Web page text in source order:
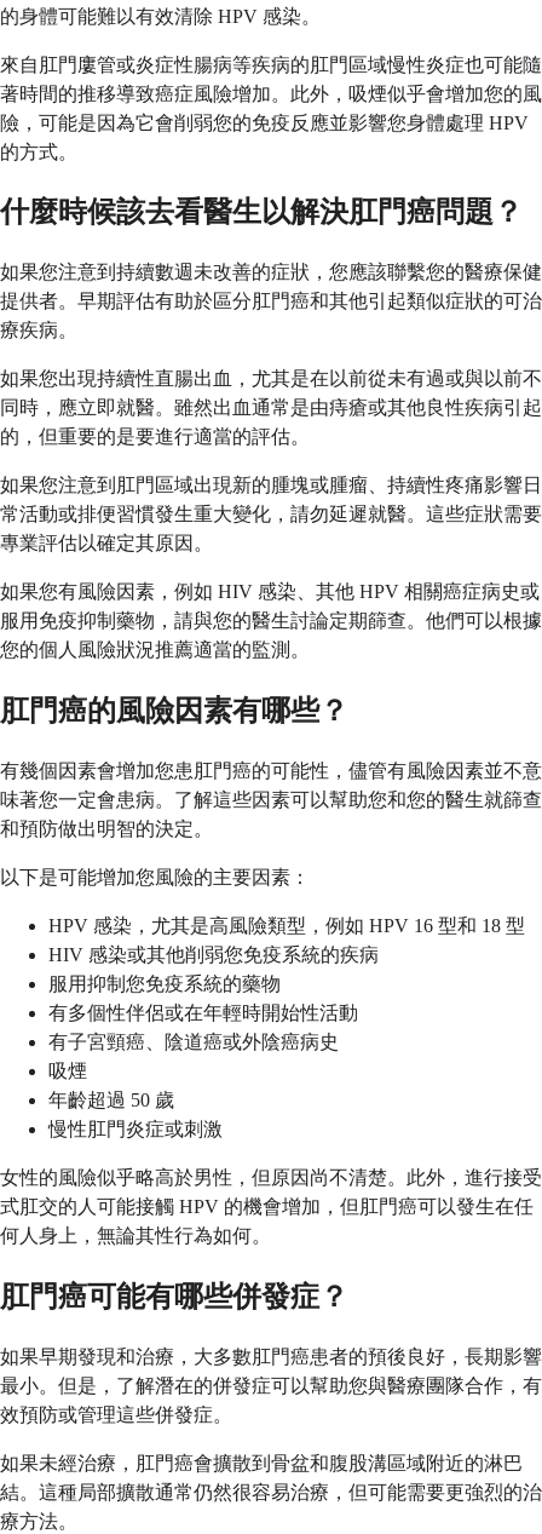
的身體可能難以有效清除 HPV 感染。
來自肛門廔管或炎症性腸病等疾病的肛門區域慢性炎症也可能隨
著時間的推移導致癌症風險增加。此外，吸煙似乎會增加您的風
險，可能是因為它會削弱您的免疫反應並影響您身體處理 HPV
的方式。
什麼時候該去看醫生以解決肛門癌問題？
如果您注意到持續數週未改善的症狀，您應該聯繫您的醫療保健
提供者。早期評估有助於區分肛門癌和其他引起類似症狀的可治
療疾病。
如果您出現持續性直腸出血，尤其是在以前從未有過或與以前不
同時，應立即就醫。雖然出血通常是由痔瘡或其他良性疾病引起
的，但重要的是要進行適當的評估。
如果您注意到肛門區域出現新的腫塊或腫瘤、持續性疼痛影響日
常活動或排便習慣發生重大變化，請勿延遲就醫。這些症狀需要
專業評估以確定其原因。
如果您有風險因素，例如 HIV 感染、其他 HPV 相關癌症病史或
服用免疫抑制藥物，請與您的醫生討論定期篩查。他們可以根據
您的個人風險狀況推薦適當的監測。
肛門癌的風險因素有哪些？
有幾個因素會增加您患肛門癌的可能性，儘管有風險因素並不意
味著您一定會患病。了解這些因素可以幫助您和您的醫生就篩查
和預防做出明智的決定。
以下是可能增加您風險的主要因素：
HPV 感染，尤其是高風險類型，例如 HPV 16 型和 18 型
HIV 感染或其他削弱您免疫系統的疾病
服用抑制您免疫系統的藥物
有多個性伴侶或在年輕時開始性活動
有子宮頸癌、陰道癌或外陰癌病史
吸煙
年齡超過 50 歲
慢性肛門炎症或刺激
女性的風險似乎略高於男性，但原因尚不清楚。此外，進行接受
式肛交的人可能接觸 HPV 的機會增加，但肛門癌可以發生在任
何人身上，無論其性行為如何。
肛門癌可能有哪些併發症？
如果早期發現和治療，大多數肛門癌患者的預後良好，長期影響
最小。但是，了解潛在的併發症可以幫助您與醫療團隊合作，有
效預防或管理這些併發症。
如果未經治療，肛門癌會擴散到骨盆和腹股溝區域附近的淋巴
結。這種局部擴散通常仍然很容易治療，但可能需要更強烈的治
療方法。